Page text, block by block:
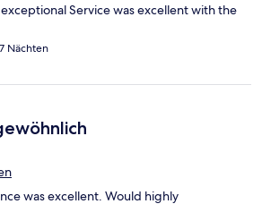
Service was excellent with the
Nächten
was excellent. Would highly